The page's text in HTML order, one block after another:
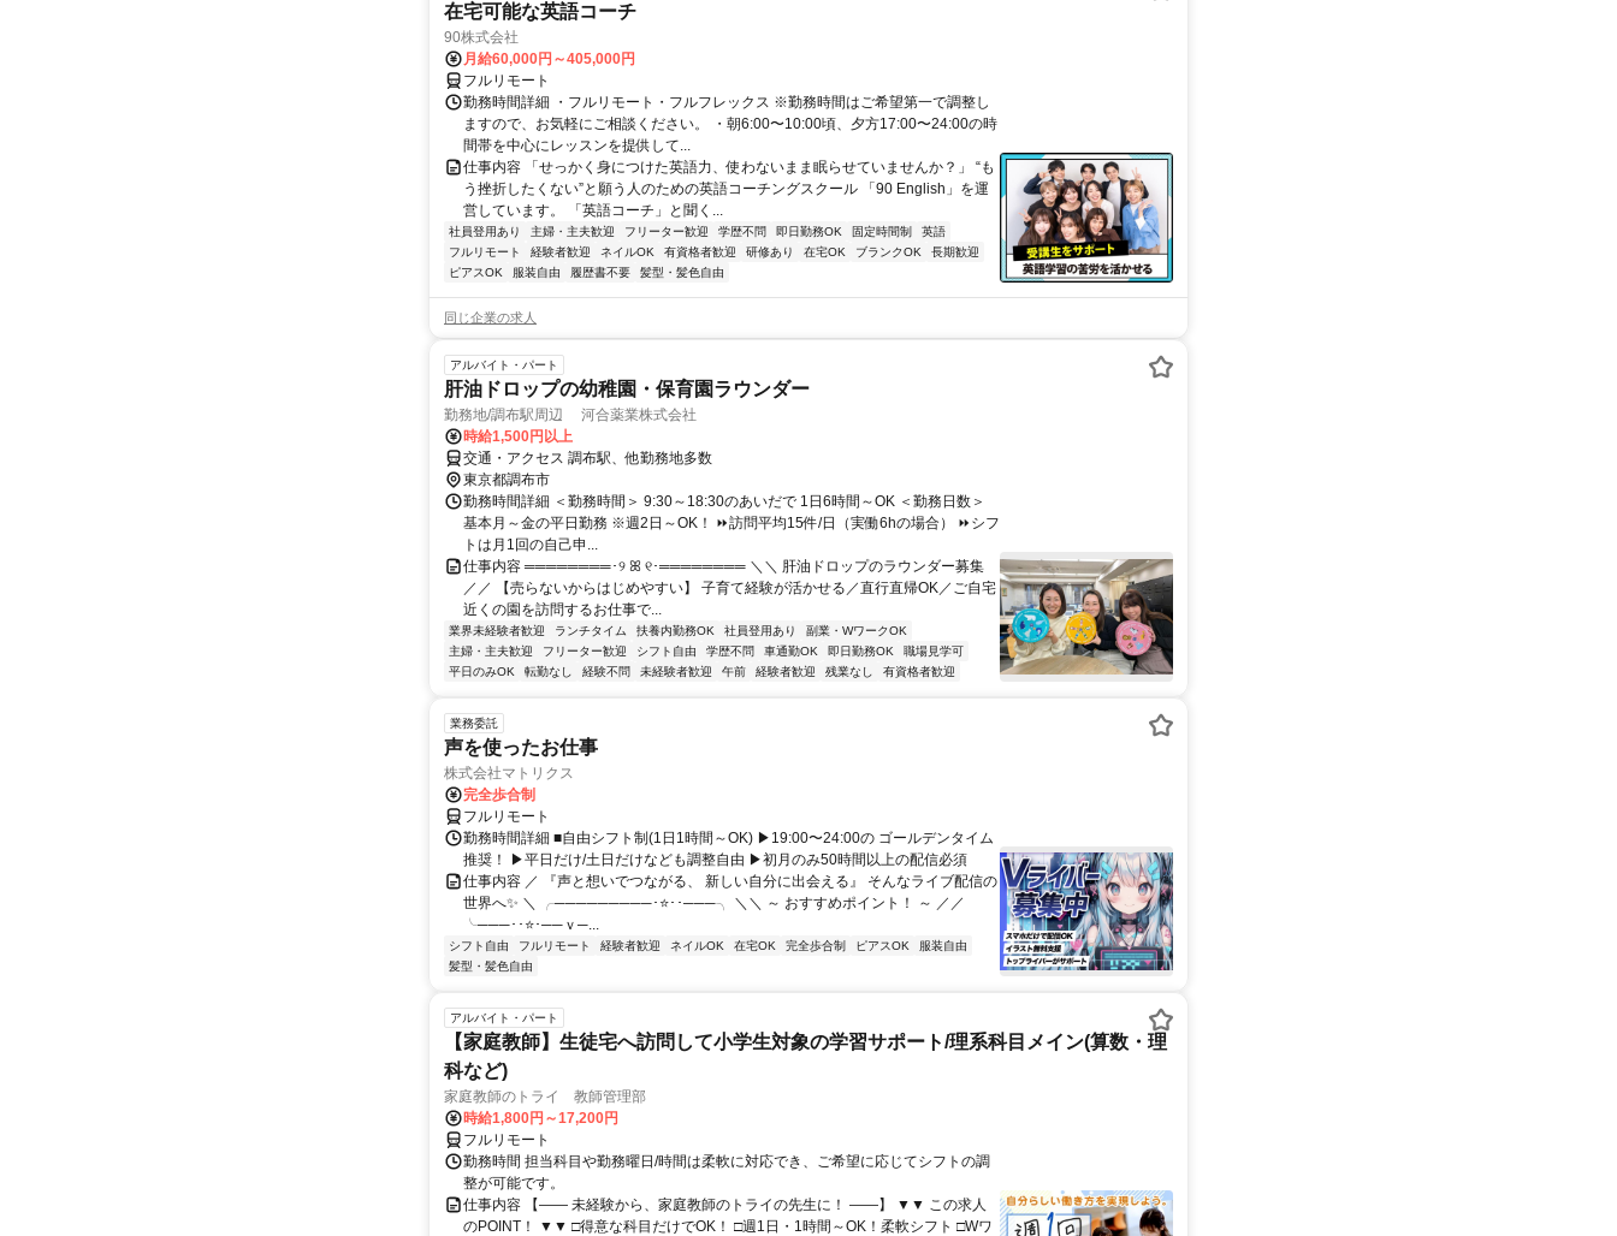
在宅可能な英語コーチ
90株式会社
月給60,000円～405,000円
フルリモート
勤務時間詳細 ・フルリモート・フルフレックス ※勤務時間はご希望第一で調整し
ますので、お気軽にご相談ください。 ・朝6:00〜10:00頃、夕方17:00〜24:00の時
間帯を中心にレッスンを提供して...
仕事内容 「せっかく身につけた英語力、使わないまま眠らせていませんか？」 “も
う挫折したくない”と願う人のための英語コーチングスクール 「90 English」を運
営しています。 「英語コーチ」と聞く...
社員登用あり 主婦・主夫歓迎 フリーター歓迎 学歴不問 即日勤務OK 固定時間制
英語
フルリモート
経験者歓迎 ネイルOK 有資格者歓迎 研修あり 在宅OK ブランクOK
長期歓迎
ピアスOK
服装自由 履歴書不要 髪型・髪色自由
同じ企業の求人
アルバイト・パート
肝油ドロップの幼稚園・保育園ラウンダー
勤務地/調布駅周辺 河合薬業株式会社
時給1,500円以上
交通・アクセス 調布駅、他勤務地多数
東京都調布市
勤務時間詳細 ＜勤務時間＞ 9:30～18:30のあいだで 1日6時間～OK ＜勤務日数＞
基本月～金の平日勤務 ※週2日～OK！ ⏩訪問平均15件/日（実働6hの場合） ⏩シフ
トは月1回の自己申...
仕事内容 ════════･୨ ꕤ ୧･════════ ＼＼ 肝油ドロップのラウンダー募集
／／ 【売らないからはじめやすい】 子育て経験が活かせる／直行直帰OK／ご自宅
近くの園を訪問するお仕事で...
業界未経験者歓迎 ランチタイム 扶養内勤務OK 社員登用あり
副業・WワークOK
主婦・主夫歓迎
フリーター歓迎 シフト自由 学歴不問 車通勤OK 即日勤務OK
職場見学可
平日のみOK
転勤なし 経験不問 未経験者歓迎 午前 経験者歓迎 残業なし 有資格者歓迎
業務委託
声を使ったお仕事
株式会社マトリクス
完全歩合制
フルリモート
勤務時間詳細 ■自由シフト制(1日1時間～OK) ▶19:00〜24:00の ゴールデンタイム
推奨！ ▶平日だけ/土日だけなども調整自由 ▶初月のみ50時間以上の配信必須
仕事内容 ／ 『声と想いでつながる、 新しい自分に出会える』 そんなライブ配信の
世界へ✨ ＼ ╭─────────･⭐･･───╮ ＼＼ ～ おすすめポイント！ ～ ／／
╰───･･⭐･──ｖ─...
シフト自由 フルリモート 経験者歓迎 ネイルOK 在宅OK 完全歩合制 ピアスOK
服装自由
髪型・髪色自由
アルバイト・パート
【家庭教師】生徒宅へ訪問して小学生対象の学習サポート/理系科目メイン(算数・理
科など)
家庭教師のトライ 教師管理部
時給1,800円～17,200円
フルリモート
勤務時間 担当科目や勤務曜日/時間は柔軟に対応でき、ご希望に応じてシフトの調
整が可能です。
仕事内容 【―― 未経験から、家庭教師のトライの先生に！ ――】 ▼▼ この求人
のPOINT！ ▼▼ □得意な科目だけでOK！ □週1日・1時間～OK！柔軟シフト □Wワ